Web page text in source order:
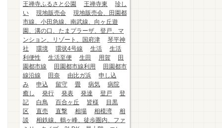
王禅寺ふるさと公園
王禅寺東
珍し
い
現地販売会
現地販売会、田園都
市線、小田急線、南武線、向ヶ丘遊
園、溝の口、たまプラーザ、登戸、マ
ンション、リゾート、国府津
琴平神
社
環境 環状4号線 生活
生活
利便性
生活至便 生田 用賀
田
園都市線
田園都市線利用
田園都市
線沿線
田奈 由比ガ浜
申し込
み
申込 留守 畳 病気
病院
癒し
発行 発表 発達 登戸
登
記
白鳥 百合ヶ丘 皆様
目黒
区
直売 直撃 相場 相模湾
相
談
相鉄線、鶴ヶ峰、徒歩圏内、ファ